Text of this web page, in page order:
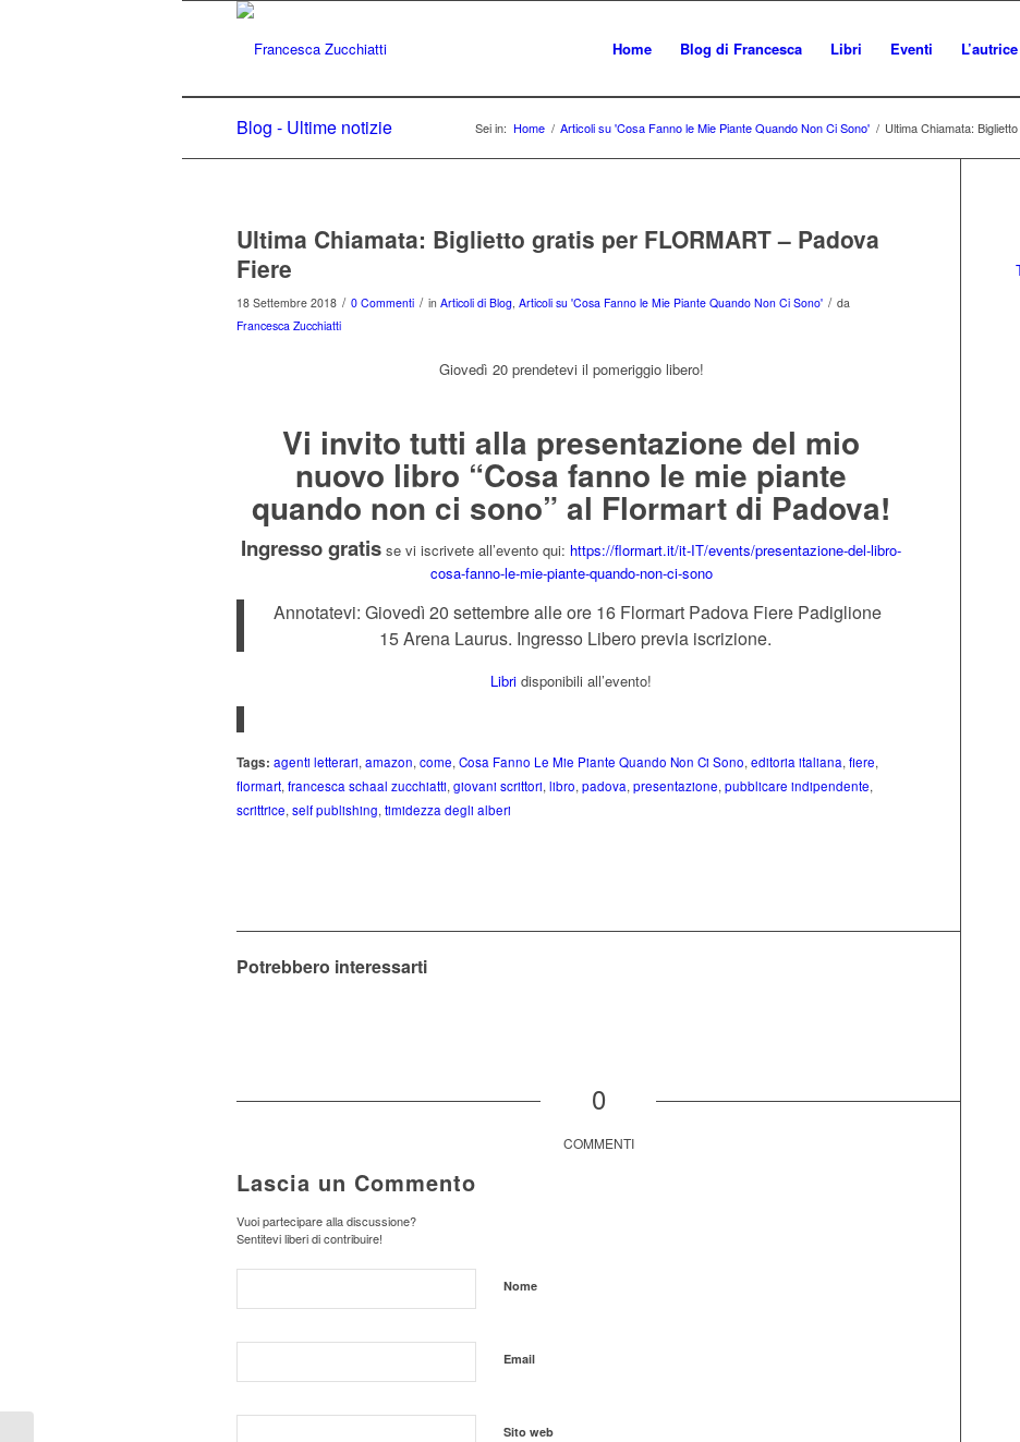
Home Blog di Francesca Libri Eventi L’autrice
Blog - Ultime notizie Sei in: Home / Articoli su 'Cosa Fanno le Mie Piante Quando Non Ci Sono' / Ultima Chiamata:
Ultima Chiamata: Biglietto gratis per FLORMART – Padova
Fiere
18 Settembre 2018 / 0 Commenti / in Articoli di Blog, Articoli su 'Cosa Fanno le Mie Piante Quando Non Ci Sono' / da
Francesca Zucchiatti
Giovedì 20 prendetevi il pomeriggio libero!
Vi invito tutti alla presentazione del mio
nuovo libro “Cosa fanno le mie piante
quando non ci sono” al Flormart di Padova!
Ingresso gratis se vi iscrivete all’evento qui: https://flormart.it/it-IT/events/presentazione-del-libro-
cosa-fanno-le-mie-piante-quando-non-ci-sono
Annotatevi: Giovedì 20 settembre alle ore 16 Flormart Padova Fiere Padiglione
15 Arena Laurus. Ingresso Libero previa iscrizione.
Libri disponibili all’evento!
Tags: agenti letterari,amazon,come,Cosa Fanno Le Mie Piante Quando Non Ci Sono,editoria italiana,fiere,
flormart,francesca schaal zucchiatti,giovani scrittori,libro,padova,presentazione,pubblicare indipendente,
scrittrice,self publishing,timidezza degli alberi
Potrebbero interessarti
0
COMMENTI
Lascia un Commento
Vuoi partecipare alla discussione?
Sentitevi liberi di contribuire!
Nome
Email
Sito web